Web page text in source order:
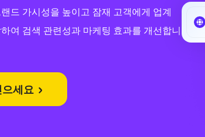
드 가시성을 높이고 잠재 고객에게 업계
여 검색 관련성과 마케팅 효과를 개선합니
세요